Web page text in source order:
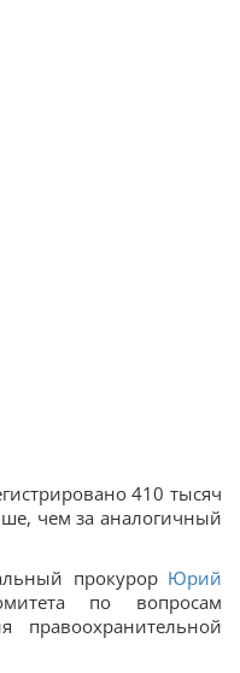
410 тысяч
чем за аналогичный
прокурор Юрий
по вопросам
правоохранительной